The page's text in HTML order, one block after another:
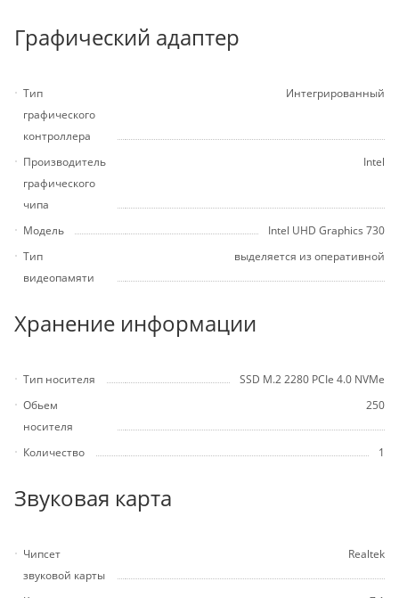
Графический адаптер
Тип
графического
контроллера
Интегрированный
Производитель
графического
чипа
Intel
Модель
Intel UHD Graphics 730
Тип
видеопамяти
выделяется из оперативной
Хранение информации
Тип носителя
SSD M.2 2280 PCIe 4.0 NVMe
Обьем
носителя
250
Количество 1
Звуковая карта
Чипсет
звуковой карты
Realtek